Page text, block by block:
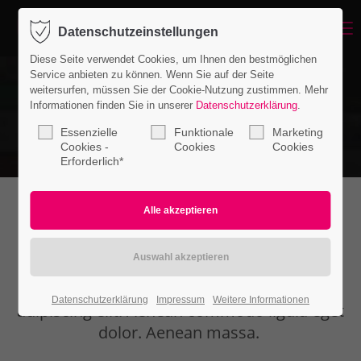
Login
Benutzername
Passwort
Anmelden
Support
Lorem ipsum dolor sit amet:
Wiki
adipiscing elit. Aenean commodo ligula eget
dolor. Aenean massa.
Datenschutzeinstellungen
Diese Seite verwendet Cookies, um Ihnen den bestmöglichen
Service anbieten zu können. Wenn Sie auf der Seite
weitersurfen, müssen Sie der Cookie-Nutzung zustimmen. Mehr
Informationen finden Sie in unserer Datenschutzerklärung.
Essenzielle
Cookies -
Erforderlich*
Funktionale
Cookies
Marketing
Cookies
Datenschutzerklärung Impressum Weitere Informationen